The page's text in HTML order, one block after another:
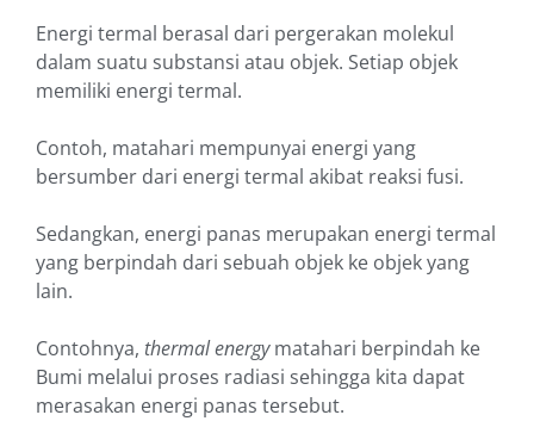
Energi termal berasal dari pergerakan molekul
dalam suatu substansi atau objek. Setiap objek
memiliki energi termal.
Contoh, matahari mempunyai energi yang
bersumber dari energi termal akibat reaksi fusi.
Sedangkan, energi panas merupakan energi termal
yang berpindah dari sebuah objek ke objek yang
lain.
Contohnya, thermal energymatahari berpindah ke
Bumi melalui proses radiasi sehingga kita dapat
merasakan energi panas tersebut.